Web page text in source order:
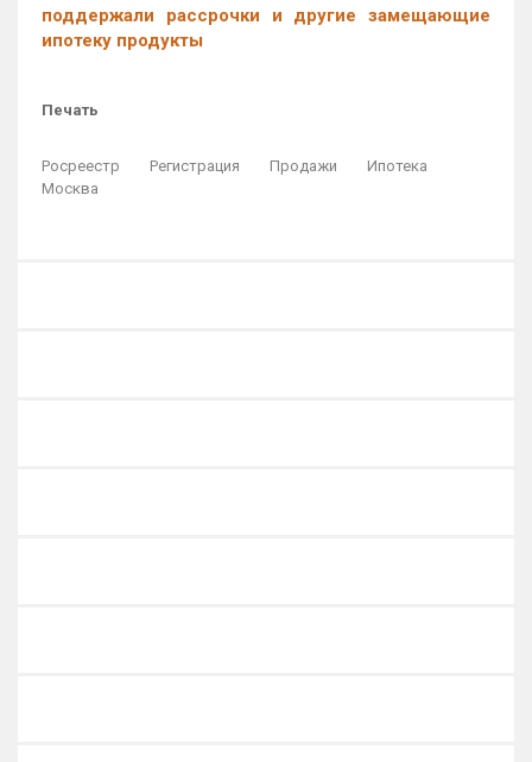
поддержали рассрочки и другие замещающие
ипотеку продукты
Печать
Росреестр Регистрация Продажи
Ипотека
Москва